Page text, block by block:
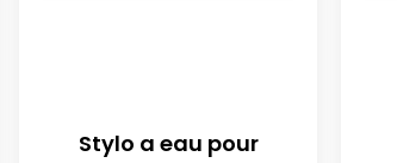
Stylo a eau pour